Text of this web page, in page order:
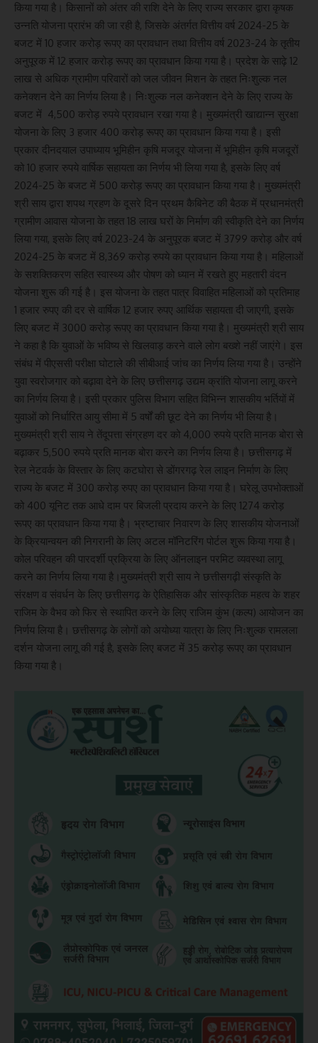
किया गया है। किसानों को अंतर की राशि देने के लिए राज्य सरकार द्वारा कृषक
उन्नति योजना प्रारंभ की जा रही है, जिसके अंतर्गत वित्तीय वर्ष 2024-25 के
बजट में 10 हजार करोड़ रूपए का प्रावधान तथा वित्तीय वर्ष 2023-24 के तृतीय
अनुपूरक में 12 हजार करोड़ रूपए का प्रावधान किया गया है। प्रदेश के साढ़े 12
लाख से अधिक ग्रामीण परिवारों को जल जीवन मिशन के तहत निःशुल्क नल
कनेक्शन देने का निर्णय लिया है। निःशुल्क नल कनेक्शन देने के लिए राज्य के
बजट में 4,500 करोड़ रुपये प्रावधान रखा गया है। मुख्यमंत्री खाद्यान्न सुरक्षा
योजना के लिए 3 हजार 400 करोड़ रूपए का प्रावधान किया गया है। इसी
प्रकार दीनदयाल उपाध्याय भूमिहीन कृषि मजदूर योजना में भूमिहीन कृषि मजदूरों
को 10 हजार रुपये वार्षिक सहायता का निर्णय भी लिया गया है, इसके लिए वर्ष
2024-25 के बजट में 500 करोड़ रूपए का प्रावधान किया गया है। मुख्यमंत्री
श्री साय द्वारा शपथ ग्रहण के दूसरे दिन प्रथम कैबिनेट की बैठक में प्रधानमंत्री
ग्रामीण आवास योजना के तहत 18 लाख घरों के निर्माण की स्वीकृति देने का निर्णय
लिया गया, इसके लिए वर्ष 2023-24 के अनुपूरक बजट में 3799 करोड़ और वर्ष
2024-25 के बजट में 8,369 करोड़ रुपये का प्रावधान किया गया है। महिलाओं
के सशक्तिकरण सहित स्वास्थ्य और पोषण को ध्यान में रखते हुए महतारी वंदन
योजना शुरू की गई है। इस योजना के तहत पात्र विवाहित महिलाओं को प्रतिमाह
1 हजार रुपए की दर से वार्षिक 12 हजार रुपए आर्थिक सहायता दी जाएगी, इसके
लिए बजट में 3000 करोड़ रूपए का प्रावधान किया गया है। मुख्यमंत्री श्री साय
ने कहा है कि युवाओं के भविष्य से खिलवाड़ करने वाले लोग बख्शे नहीं जाएंगे। इस
संबंध में पीएससी परीक्षा घोटाले की सीबीआई जांच का निर्णय लिया गया है। उन्होंने
युवा स्वरोजगार को बढ़ावा देने के लिए छत्तीसगढ़ उद्यम क्रांति योजना लागू करने
का निर्णय लिया है। इसी प्रकार पुलिस विभाग सहित विभिन्न शासकीय भर्तियों में
युवाओं को निर्धारित आयु सीमा में 5 वर्षों की छूट देने का निर्णय भी लिया है।
मुख्यमंत्री श्री साय ने तेंदूपत्ता संग्रहण दर को 4,000 रुपये प्रति मानक बोरा से
बढ़ाकर 5,500 रुपये प्रति मानक बोरा करने का निर्णय लिया है। छत्तीसगढ़ में
रेल नेटवर्क के विस्तार के लिए कटघोरा से डोंगरगढ़ रेल लाइन निर्माण के लिए
राज्य के बजट में 300 करोड़ रुपए का प्रावधान किया गया है। घरेलू उपभोक्ताओं
को 400 यूनिट तक आधे दाम पर बिजली प्रदाय करने के लिए 1274 करोड़
रूपए का प्रावधान किया गया है। भ्रष्टाचार निवारण के लिए शासकीय योजनाओं
के क्रियान्वयन की निगरानी के लिए अटल मॉनिटरिंग पोर्टल शुरू किया गया है।
कोल परिवहन की पारदर्शी प्रक्रिया के लिए ऑनलाइन परमिट व्यवस्था लागू
करने का निर्णय लिया गया है।मुख्यमंत्री श्री साय ने छत्तीसगढ़ी संस्कृति के
संरक्षण व संवर्धन के लिए छत्तीसगढ़ के ऐतिहासिक और सांस्कृतिक महत्व के शहर
राजिम के वैभव को फिर से स्थापित करने के लिए राजिम कुंभ (कल्प) आयोजन का
निर्णय लिया है। छत्तीसगढ़ के लोगों को अयोध्या यात्रा के लिए निःशुल्क रामलला
दर्शन योजना लागू की गई है, इसके लिए बजट में 35 करोड़ रूपए का प्रावधान
किया गया है।